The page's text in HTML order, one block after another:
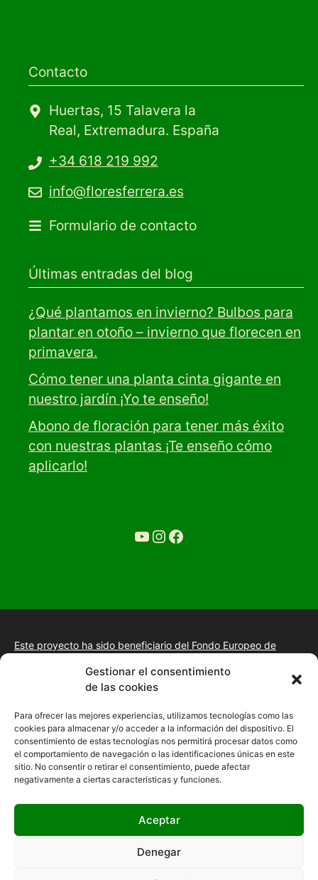
Gestionar el consentimiento
de las cookies
Para ofrecer las mejores experiencias, utilizamos tecnologías como las
cookies para almacenar y/o acceder a la información del dispositivo. El
consentimiento de estas tecnologías nos permitirá procesar datos como
el comportamiento de navegación o las identificaciones únicas en este
sitio. No consentir o retirar el consentimiento, puede afectar
negativamente a ciertas características y funciones.
Aceptar
Denegar
Contacto
Huertas, 15 Talavera la
Real, Extremadura. España
+34 618 219 992
info@floresferrera.es
Formulario de contacto
Últimas entradas del blog
¿Qué plantamos en invierno? Bulbos para
plantar en otoño – invierno que florecen en
primavera.
Cómo tener una planta cinta gigante en
nuestro jardín ¡Yo te enseño!
Abono de floración para tener más éxito
con nuestras plantas ¡Te enseño cómo
aplicarlo!
YouTube
Ir a la cuenta de Instagram de Restaurante Tuétano
Ir a la cuenta de facebook de Restaurante Tuétano
Este proyecto ha sido beneficiario del Fondo Europeo de
Proyecto de desarrollo web y tienda online, fomento de la
presencia “Online” mediante la implantación de una estrategia
mejora de imagen digital en las empresas de la Comunidad
Autónoma de Extremadura